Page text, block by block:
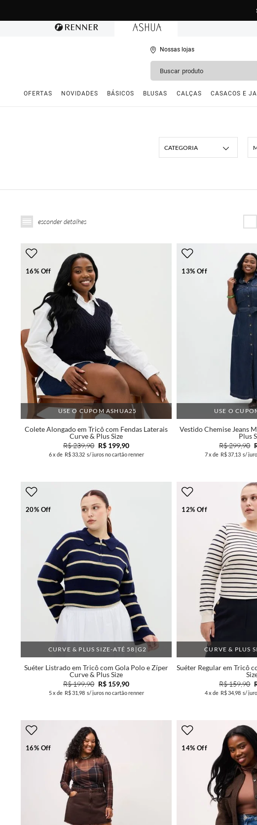
Nossas lojas
OFERTAS NOVIDADES BÁSICOS BLUSAS CALÇAS CASACOS E
CATEGORIA
esconder detalhes
16% Off
USE O CUPOM ASHUA25
Colete Alongado em Tricô com Fendas Laterais
Curve & Plus Size
R$ 239,90 R$ 199,90
6x de R$ 33,32s/ juros no cartão renner
13% Off
USE O
Vestido Chemise Jeans
Plus
R$ 299,90
7x de R$ 37,13s/
20% Off
CURVE & PLUS SIZE-ATÉ 58|G2
Suéter Listrado em Tricô com Gola Polo e Zíper
Curve & Plus Size
R$ 199,90 R$ 159,90
5x de R$ 31,98s/ juros no cartão renner
12% Off
CURVE & PLUS
Suéter Regular em Tricô
R$ 159,90
4x de R$ 34,98s/
16% Off 14% Off